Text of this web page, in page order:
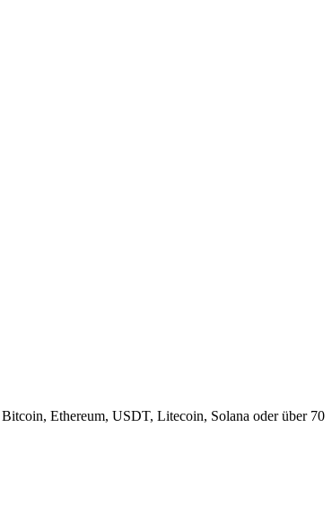
Ethereum, USDT, Litecoin, Solana oder über 70